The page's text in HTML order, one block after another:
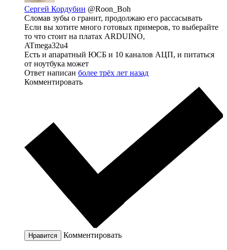
Сергей Кордубин @Roon_Boh
Сломав зубы о гранит, продолжаю его рассасывать
Если вы хотите много готовых примеров, то выберайте
то что стоит на платах ARDUINO,
ATmega32u4
Есть и апаратный ЮСБ и 10 каналов АЦП, и питаться
от ноутбука может
Ответ написан более трёх лет назад
Комментировать
Нравится Комментировать